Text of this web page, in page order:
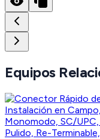
Equipos